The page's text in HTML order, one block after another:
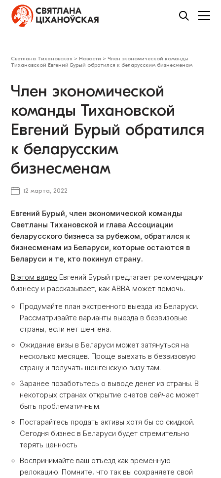
Светлана Тихановская > Новости > Член экономической команды
Тихановской Евгений Бурый обратился к беларусским бизнесменам
Член экономической
команды Тихановской
Евгений Бурый обратился
к беларусским
бизнесменам
12 марта, 2022
Евгений Бурый, член экономической команды
Светланы Тихановской и глава Ассоциации
беларусского бизнеса за рубежом, обратился к
бизнесменам из Беларуси, которые остаются в
Беларуси и те, кто покинул страну.
В этом видео Евгений Бурый предлагает рекомендации
бизнесу и рассказывает, как ABBA может помочь.
Продумайте план экстренного выезда из Беларуси.
Рассматривайте варианты выезда в безвизовые
страны, если нет шенгена.
Ожидание визы в Беларуси может затянуться на
несколько месяцев. Проще выехать в безвизовую
страну и получать шенгенскую визу там.
Заранее позаботьтесь о выводе денег из страны. В
некоторых странах открытие счетов сейчас может
быть проблематичным.
Постарайтесь продать активы хотя бы со скидкой.
Сегодня бизнес в Беларуси будет стремительно
терять ценность
Воспринимайте ваш отъезд как временную
релокацию. Помните, что так вы сохраняете свой